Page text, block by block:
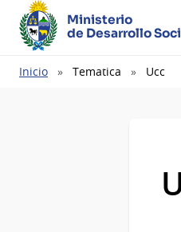
Ministerio
de Desarrollo
Ruta
Inicio Tematica Ucc